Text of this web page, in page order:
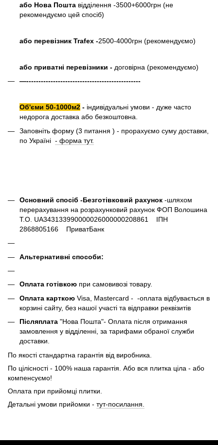
або Нова Пошта відділення -3500+6000грн (не
рекомендуємо цей спосіб)
або перевізник Trafex -2500-4000грн (рекомендуємо)
або приватні перевізники - договірна (рекомендуємо)
—-----------------------------------------------
Об'єми 50-1000м2 - індивідуальні умови - дуже часто
недорога доставка або безкоштовна.
Заповніть форму (3 питання ) - прорахуємо суму доставки,
по Україні - форма тут.
Основний спосіб -Безготівковий рахунок -шляхом
перерахування на розрахунковий рахунок ФОП Волошина
Т.О. UA343133990000026000000208861 ІПН
2868805166 ПриватБанк
Альтернативні способи:
Оплата готівкою при самовивозі товару.
Оплата карткою Visa, Mastercard - -оплата відбувається в
корзині сайту, без нашої участі та відправки реквізитів
Післяплата "Нова Пошта"- Оплата після отримання
замовлення у відділенні, за тарифами обраної служби
доставки.
По якості стандартна гарантія від виробника.
По цілісності - 100% наша гарантія. Або вся плитка ціла - або
компенсуємо!
Оплата при прийомці плитки.
Детальні умови прийомки - тут-посилання.